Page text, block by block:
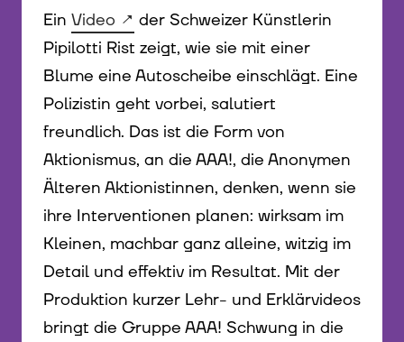
Ein Video
der Schweizer Künstlerin
Pipilotti Rist zeigt, wie sie mit einer
Blume eine Autoscheibe einschlägt. Eine
Polizistin geht vorbei, salutiert
freundlich. Das ist die Form von
Aktionismus, an die AAA!, die Anonymen
Älteren Aktionistinnen, denken, wenn sie
ihre Interventionen planen: wirksam im
Kleinen, machbar ganz alleine, witzig im
Detail und effektiv im Resultat. Mit der
Produktion kurzer Lehr- und Erklärvideos
bringt die Gruppe AAA! Schwung in die